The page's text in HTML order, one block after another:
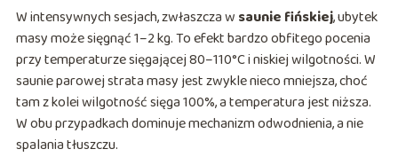
W intensywnych sesjach, zwłaszcza w saunie fińskiej, ubytek
masy może sięgnąć 1–2 kg. To efekt bardzo obfitego pocenia
przy temperaturze sięgającej 80–110°C i niskiej wilgotności. W
saunie parowej strata masy jest zwykle nieco mniejsza, choć
tam z kolei wilgotność sięga 100%, a temperatura jest niższa.
W obu przypadkach dominuje mechanizm odwodnienia, a nie
spalania tłuszczu.